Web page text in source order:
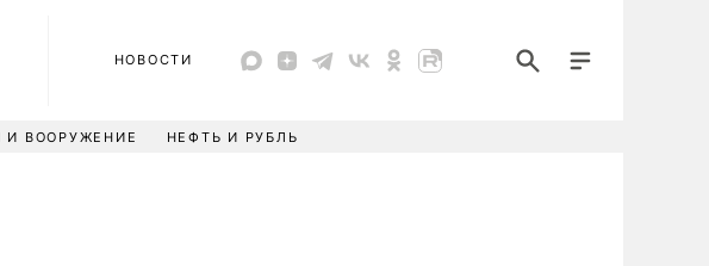
НОВОСТИ
И ВООРУЖЕНИЕ НЕФТЬ И РУБЛЬ